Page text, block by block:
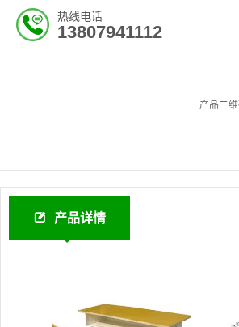
热线电话
13807941112
产品二
产品详情